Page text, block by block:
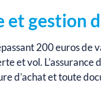
et gestion
200 euros de
et vol.
d’achat et toute